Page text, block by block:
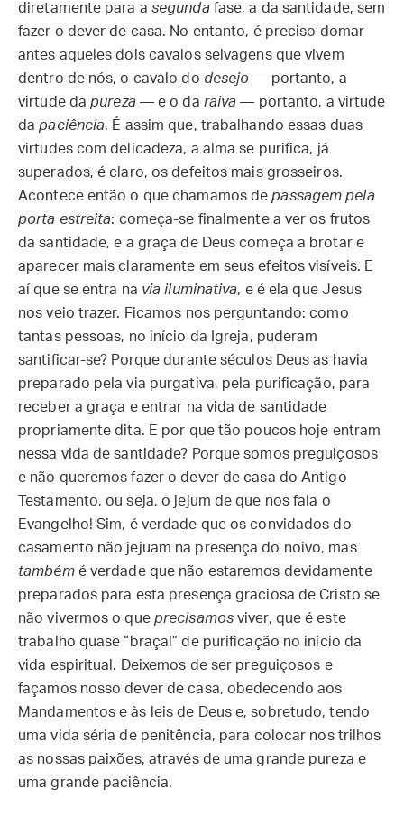
diretamente para a segundafase, a da santidade, sem
fazer o dever de casa. No entanto, é preciso domar
antes aqueles dois cavalos selvagens que vivem
dentro de nós, o cavalo do desejo — portanto, a
virtude dapureza— e o da raiva — portanto, a virtude
dapaciência. É assim que, trabalhando essas duas
virtudes com delicadeza, a alma se purifica, já
superados, é claro, os defeitos mais grosseiros.
Acontece então o que chamamos depassagem pela
porta estreita: começa-se finalmente a ver os frutos
da santidade, e a graça de Deus começa a brotar e
aparecer mais claramente em seus efeitos visíveis. E
aí que se entra na via iluminativa, e é ela que Jesus
nos veio trazer. Ficamos nos perguntando: como
tantas pessoas, no início da Igreja, puderam
santificar-se? Porque durante séculos Deus as havia
preparado pela via purgativa, pela purificação, para
receber a graça e entrar na vida de santidade
propriamente dita. E por que tão poucos hoje entram
nessa vida de santidade? Porque somos preguiçosos
e não queremos fazer o dever de casa do Antigo
Testamento, ou seja, o jejum de que nos fala o
Evangelho! Sim, é verdade que os convidados do
casamento não jejuam na presença do noivo, mas
tambémé verdade que não estaremos devidamente
preparados para esta presença graciosa de Cristo se
não vivermos o que precisamosviver, que é este
trabalho quase “braçal” de purificação no início da
vida espiritual. Deixemos de ser preguiçosos e
façamos nosso dever de casa, obedecendo aos
Mandamentos e às leis de Deus e, sobretudo, tendo
uma vida séria de penitência, para colocar nos trilhos
as nossas paixões, através de uma grande pureza e
uma grande paciência.